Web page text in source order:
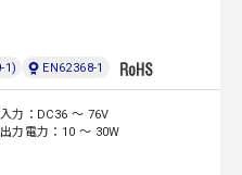
1) EN62368-1
力：DC36 ～ 76V
力電力：10 ～ 30W